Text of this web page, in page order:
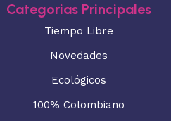
Categorias Principales
Tiempo Libre
Novedades
Ecológicos
100% Colombiano